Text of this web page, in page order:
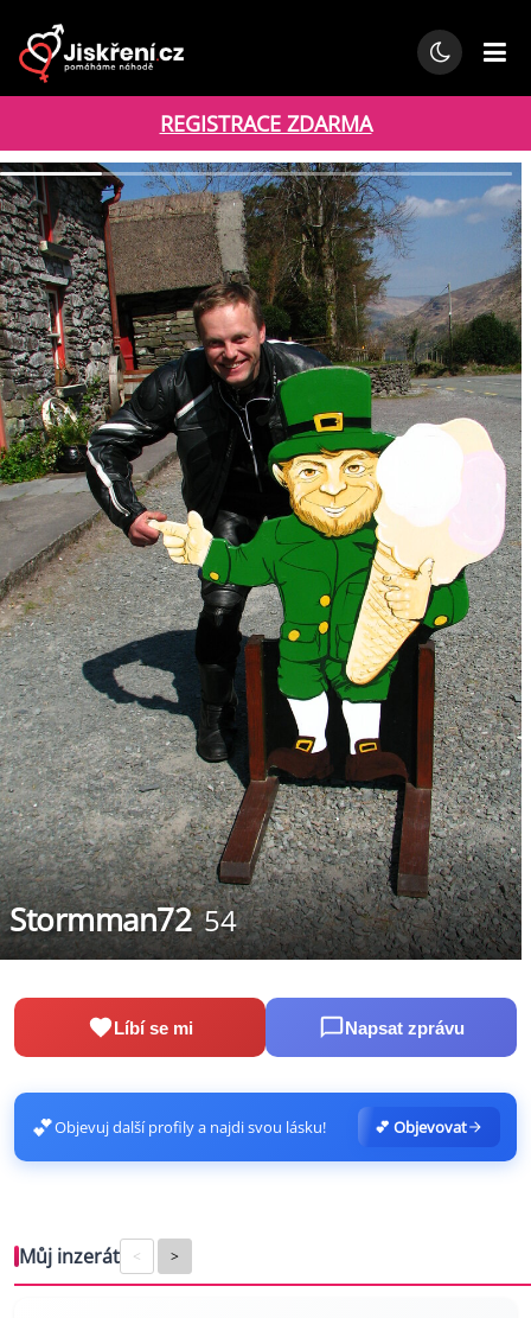
REGISTRACE ZDARMA
Stormman72 54
Líbí se mi Napsat zprávu
💕Objevuj další profily a najdi svou lásku! 💕 Objevovat
Můj inzerát < >